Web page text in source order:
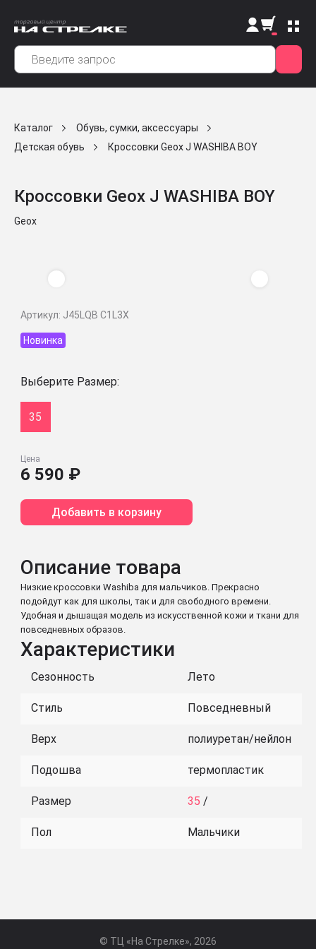
Каталог
Обувь, сумки, аксессуары
Детская обувь
Кроссовки Geox J WASHIBA BOY
Кроссовки Geox J WASHIBA BOY
Geox
Артикул: J45LQB C1L3X
Новинка
Выберите Размер:
35
Цена
6 590 ₽
Добавить в корзину
Описание товара
Низкие кроссовки Washiba для мальчиков. Прекрасно
подойдут как для школы, так и для свободного времени.
Удобная и дышащая модель из искусственной кожи и ткани для
повседневных образов.
Характеристики
Сезонность Лето
Стиль Повседневный
Верх полиуретан/нейлон
Подошва термопластик
Размер 35 /
Пол Мальчики
© ТЦ «На Стрелке», 2026